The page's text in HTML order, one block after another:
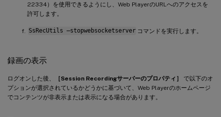
22334）を使用できるようにし、Web PlayerのURLへのアクセスを
許可します。
SsRecUtils –stopwebsocketserver コマンドを実行します。
録画の表示
ログオンした後、 ［Session Recordingサーバーのプロパティ］
で以下のオ
プションが選択されているかどうかに基づいて、Web Playerのホームページ
でコンテンツが非表示または表示になる場合があります。